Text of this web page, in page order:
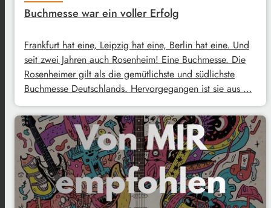
Buchmesse war ein voller Erfolg
Frankfurt hat eine, Leipzig hat eine, Berlin hat eine. Und
seit zwei Jahren auch Rosenheim! Eine Buchmesse. Die
Rosenheimer gilt als die gemütlichste und südlichste
Buchmesse Deutschlands. Hervorgegangen ist sie aus …